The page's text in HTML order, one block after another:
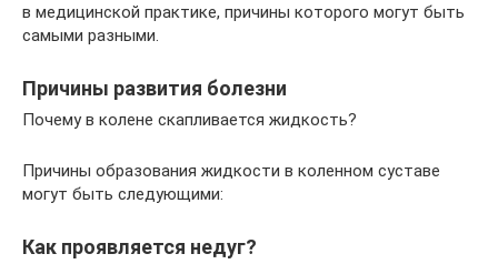
в медицинской практике, причины которого могут быть
самыми разными.
Причины развития болезни
Почему в колене скапливается жидкость?
Причины образования жидкости в коленном суставе
могут быть следующими:
Как проявляется недуг?